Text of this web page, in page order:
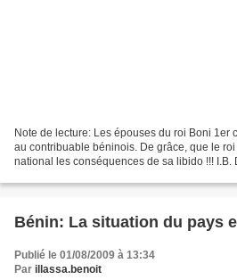
Note de lecture: Les épouses du roi Boni 1er
au contribuable béninois. De grâce, que le
national les conséquences de sa libido !!! I.B.
Bénin: La situation du pays
Publié le 01/08/2009 à 13:34
Par illassa.benoit